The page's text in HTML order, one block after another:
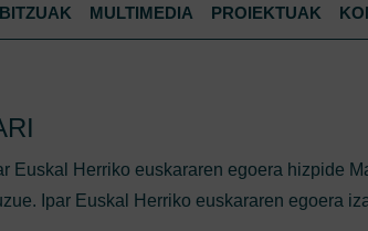
MULTIMEDIA PROIEKTUAK
Euskal Herriko euskararen egoera hizpide
Ipar Euskal Herriko euskararen egoera